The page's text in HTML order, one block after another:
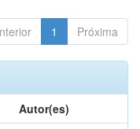
1 Próxima
Autor(es)